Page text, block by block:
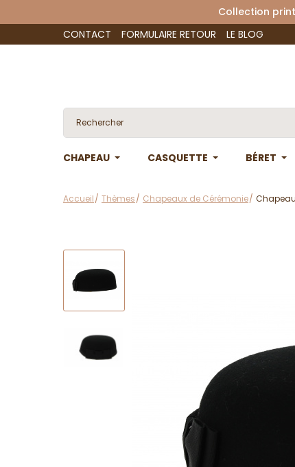
Collection
CONTACT
FORMULAIRE RETOUR LE BLOG
CHAPEAU CASQUETTE BÉRET
Accueil Thèmes Chapeaux de Cérémonie